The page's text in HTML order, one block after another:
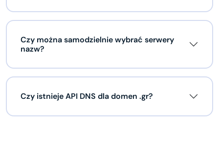
Czy można samodzielnie wybrać serwery
nazw?
Czy istnieje API DNS dla domen .gr?